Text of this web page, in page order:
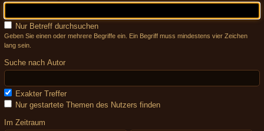
Nur Betreff durchsuchen
Geben Sie einen oder mehrere Begriffe ein. Ein Begriff muss mindestens vier Zeichen
lang sein.
Suche nach Autor
Exakter Treffer
Nur gestartete Themen des Nutzers finden
Im Zeitraum